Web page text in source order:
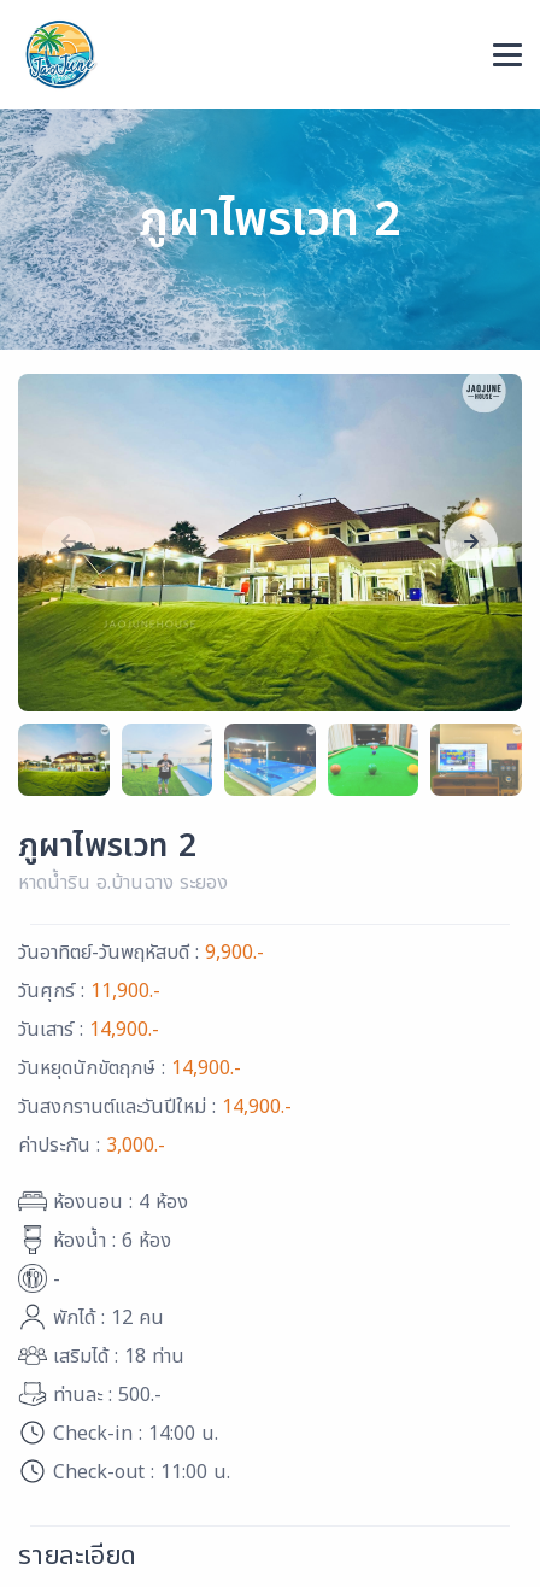
ภูผาไพรเวท 2
ภูผาไพรเวท 2
หาดน้ำริน อ.บ้านฉาง ระยอง
วันอาทิตย์-วันพฤหัสบดี : 9,900.-
วันศุกร์ : 11,900.-
วันเสาร์ : 14,900.-
วันหยุดนักขัตฤกษ์ : 14,900.-
วันสงกรานต์และวันปีใหม่ : 14,900.-
ค่าประกัน : 3,000.-
ห้องนอน : 4 ห้อง
ห้องน้ำ : 6 ห้อง
-
พักได้ : 12 คน
เสริมได้ : 18 ท่าน
ท่านละ : 500.-
Check-in : 14:00 น.
Check-out : 11:00 น.
รายละเอียด